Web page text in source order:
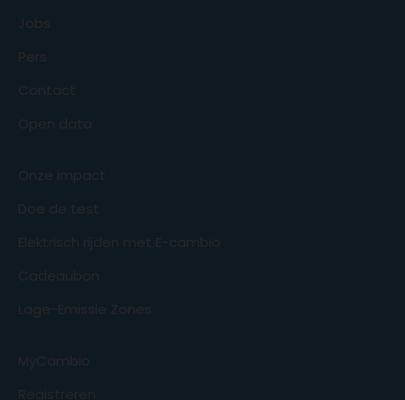
Jobs
Pers
Contact
Open data
Onze impact
Doe de test
Elektrisch rijden met E-cambio
Cadeaubon
Lage-Emissie Zones
MyCambio
Registreren